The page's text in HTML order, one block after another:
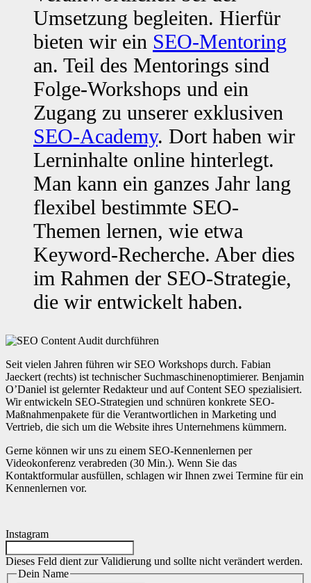
Umsetzung begleiten. Hierfür
bieten wir ein SEO-Mentoring
an. Teil des Mentorings sind
Folge-Workshops und ein
Zugang zu unserer exklusiven
SEO-Academy. Dort haben wir
Lerninhalte online hinterlegt.
Man kann ein ganzes Jahr lang
flexibel bestimmte SEO-
Themen lernen, wie etwa
Keyword-Recherche. Aber dies
im Rahmen der SEO-Strategie,
die wir entwickelt haben.
Seit vielen Jahren führen wir SEO Workshops durch. Fabian
Jaeckert (rechts) ist technischer Suchmaschinenoptimierer. Benjamin
O’Daniel ist gelernter Redakteur und auf Content SEO spezialisiert.
Wir entwickeln SEO-Strategien und schnüren konkrete SEO-
Maßnahmenpakete für die Verantwortlichen in Marketing und
Vertrieb, die sich um die Website ihres Unternehmens kümmern.
Gerne können wir uns zu einem SEO-Kennenlernen per
Videokonferenz verabreden (30 Min.). Wenn Sie das
Kontaktformular ausfüllen, schlagen wir Ihnen zwei Termine für ein
Kennenlernen vor.
Instagram
Dieses Feld dient zur Validierung und sollte nicht verändert werden.
Dein Name